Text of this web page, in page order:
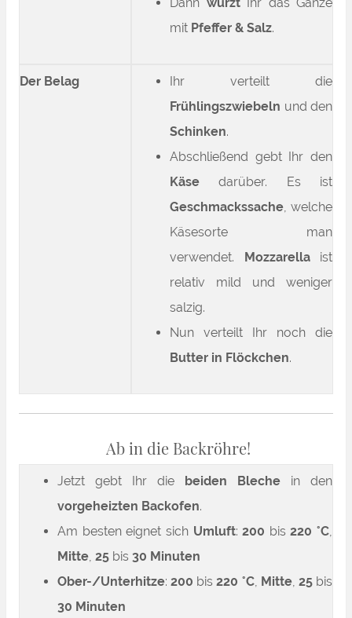
Dann würztIhr das Ganze
mit Pfeffer & Salz.
Der Belag
Ihr verteilt die
Frühlingszwiebeln und den
Schinken.
Abschließend gebt Ihr den
Käsedarüber. Es ist
Geschmackssache, welche
Käsesorte man
verwendet.
Mozzarellaist
relativ mild und weniger
salzig.
Nun verteilt Ihr noch die
Butter in Flöckchen.
Ab in die Backröhre!
Jetzt gebt Ihr die beiden Bleche in den
vorgeheizten Backofen.
Am besten eignet sich Umluft:200 bis220 °C,
Mitte, 25 bis 30 Minuten
Ober-/Unterhitze:200 bis 220 °C, Mitte, 25bis
30 Minuten